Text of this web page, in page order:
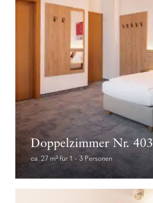
Doppelzimmer Nr. 403
ca. 27 m² für 1 – 3 Personen